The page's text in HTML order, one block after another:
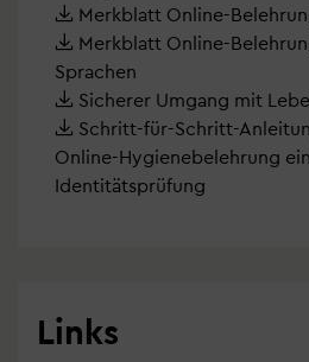
Merkblatt Online-
Merkblatt Online-
Sprachen
Sicherer Umgang mit
Schritt-für-Schritt-
Online-Hygienebelehrung
Identitätsprüfung
Links